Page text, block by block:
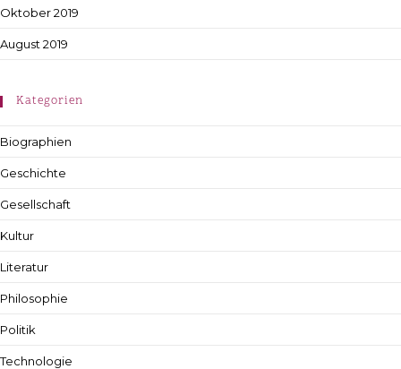
Oktober 2019
August 2019
Kategorien
Biographien
Geschichte
Gesellschaft
Kultur
Literatur
Philosophie
Politik
Technologie